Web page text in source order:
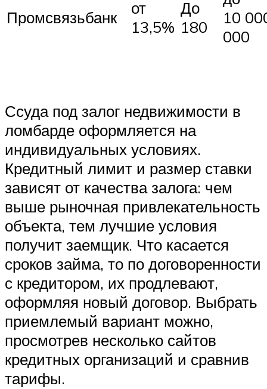
Промсвязьбанк
от
13,5%
До
180
10
000
Ссуда под залог недвижимости в
ломбарде оформляется на
индивидуальных условиях.
Кредитный лимит и размер ставки
зависят от качества залога: чем
выше рыночная привлекательность
объекта, тем лучшие условия
получит заемщик. Что касается
сроков займа, то по договоренности
с кредитором, их продлевают,
оформляя новый договор. Выбрать
приемлемый вариант можно,
просмотрев несколько сайтов
кредитных организаций и сравнив
тарифы.